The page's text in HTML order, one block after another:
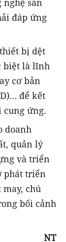
sản
đáp ứng
bị dệt
biệt là lĩnh
cơ bản
để kết
cung ứng.
doanh
quản lý
và triển
phát triển
chú
bối cảnh
NT